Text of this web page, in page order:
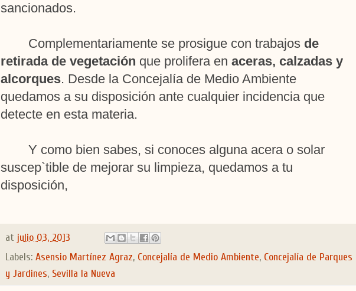
sancionados.
Complementariamente se prosigue con trabajos de
retirada de vegetación que prolifera en aceras, calzadas y
alcorques. Desde la Concejalía de Medio Ambiente
quedamos a su disposición ante cualquier incidencia que
detecte en esta materia.
Y como bien sabes, si conoces alguna acera o solar
suscep`tible de mejorar su limpieza, quedamos a tu
disposición,
at julio 03, 2013
Labels: Asensio Martínez Agraz, Concejalía de Medio Ambiente, Concejalía de Parques
y Jardines, Sevilla la Nueva